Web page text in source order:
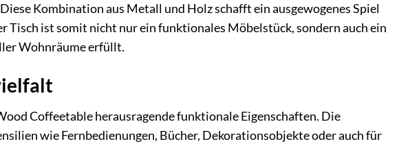
Kombination aus Metall und Holz schafft ein ausgewogenes Spiel
Tisch ist somit nicht nur ein funktionales Möbelstück, sondern auch ein
Wohnräume erfüllt.
Coffeetable herausragende funktionale Eigenschaften. Die
wie Fernbedienungen, Bücher, Dekorationsobjekte oder auch für